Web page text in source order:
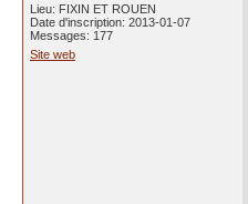
Lieu: FIXIN ET ROUEN
Date d'inscription: 2013-01-07
Messages: 177
Site web